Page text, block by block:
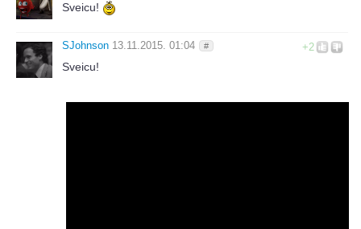
Sveicu!
+2
SJohnson 13.11.2015. 01:04 #
Sveicu!